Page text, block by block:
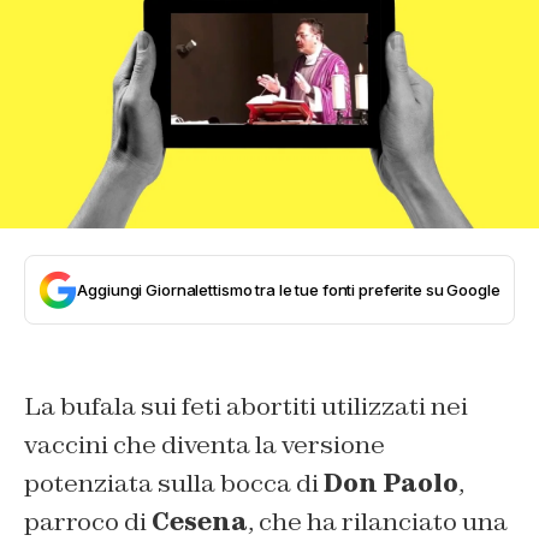
Aggiungi Giornalettismo tra le tue fonti preferite su Google
La bufala sui feti abortiti utilizzati nei
vaccini che diventa la versione
potenziata sulla bocca diDon Paolo,
parroco diCesena, che ha rilanciato una